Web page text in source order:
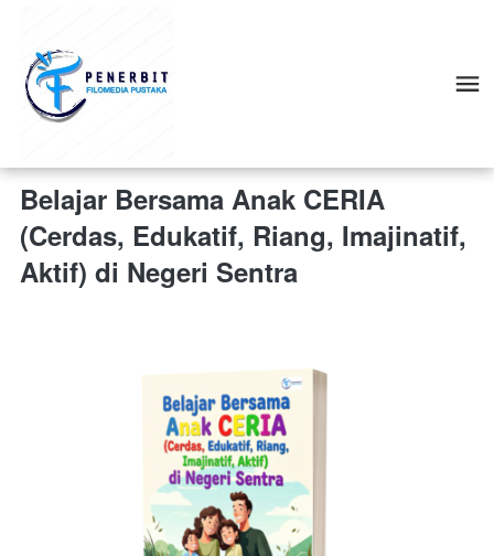
Belajar Bersama Anak CERIA
(Cerdas, Edukatif, Riang, Imajinatif,
Aktif) di Negeri Sentra